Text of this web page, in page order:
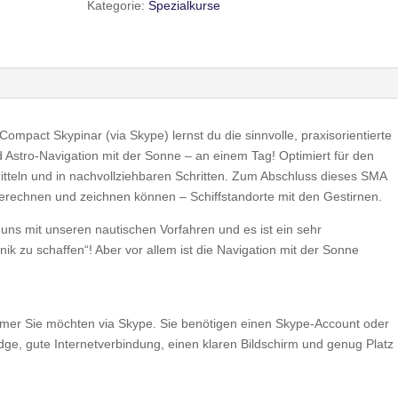
Kategorie:Spezialkurse
Skypinar (via Skype) lernst du die sinnvolle, praxisorientierte
Navigation mit der Sonne – an einem Tag! Optimiert für den
und in nachvollziehbaren Schritten. Zum Abschluss dieses SMA
und zeichnen können – Schiffstandorte mit den Gestirnen.
mit unseren nautischen Vorfahren und es ist ein sehr
zu schaffen“! Aber vor allem ist die Navigation mit der Sonne
Sie möchten via Skype. Sie benötigen einen Skype-Account oder
gute Internetverbindung, einen klaren Bildschirm und genug Platz